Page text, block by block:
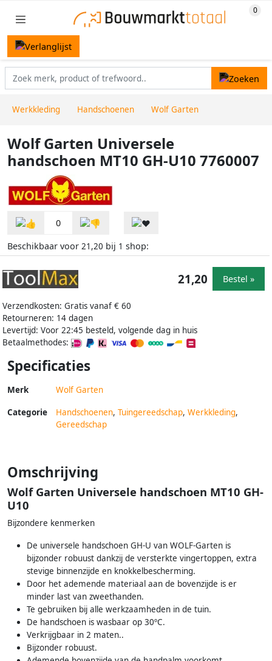
Werkkleding Handschoenen Wolf Garten
Wolf Garten Universele
handschoen MT10 GH-U10 7760007
0
Beschikbaar voor 21,20 bij 1 shop:
Verzendkosten: Gratis vanaf € 60
Retourneren: 14 dagen
Levertijd: Voor 22:45 besteld, volgende dag in huis
Betaalmethodes:
21,20 Bestel »
Specificaties
Merk Wolf Garten
Categorie Handschoenen, Tuingereedschap, Werkkleding,
Gereedschap
Omschrijving
Wolf Garten Universele handschoen MT10 GH-
U10
Bijzondere kenmerken
De universele handschoen GH-U van WOLF-Garten is
bijzonder robuust dankzij de versterkte vingertoppen, extra
stevige binnenzijde en knokkelbescherming.
Door het ademende materiaal aan de bovenzijde is er
minder last van zweethanden.
Te gebruiken bij alle werkzaamheden in de tuin.
De handschoen is wasbaar op 30ºC.
Verkrijgbaar in 2 maten..
Bijzonder robuust.